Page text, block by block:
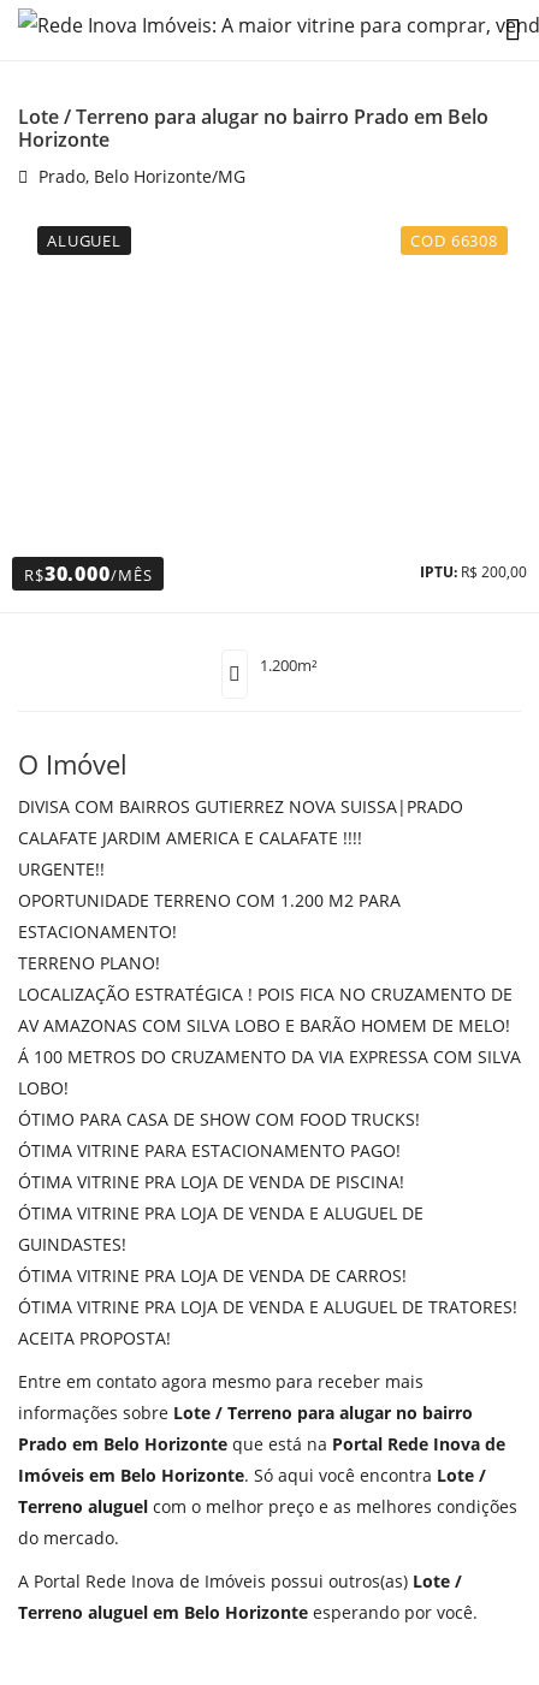
Lote / Terreno para alugar no bairro Prado em Belo
Horizonte
Prado, Belo Horizonte/MG
ALUGUEL COD 66308
R$30.000/MÊS IPTU: R$ 200,00
1.200m²
O Imóvel
DIVISA COM BAIRROS GUTIERREZ NOVA SUISSA|PRADO
CALAFATE JARDIM AMERICA E CALAFATE !!!!
URGENTE!!
OPORTUNIDADE TERRENO COM 1.200 M2 PARA
ESTACIONAMENTO!
TERRENO PLANO!
LOCALIZAÇÃO ESTRATÉGICA ! POIS FICA NO CRUZAMENTO DE
AV AMAZONAS COM SILVA LOBO E BARÃO HOMEM DE MELO!
Á 100 METROS DO CRUZAMENTO DA VIA EXPRESSA COM SILVA
LOBO!
ÓTIMO PARA CASA DE SHOW COM FOOD TRUCKS!
ÓTIMA VITRINE PARA ESTACIONAMENTO PAGO!
ÓTIMA VITRINE PRA LOJA DE VENDA DE PISCINA!
ÓTIMA VITRINE PRA LOJA DE VENDA E ALUGUEL DE
GUINDASTES!
ÓTIMA VITRINE PRA LOJA DE VENDA DE CARROS!
ÓTIMA VITRINE PRA LOJA DE VENDA E ALUGUEL DE TRATORES!
ACEITA PROPOSTA!
Entre em contato agora mesmo para receber mais
informações sobre Lote / Terreno para alugar no bairro
Prado em Belo Horizonte que está na Portal Rede Inova de
Imóveis em Belo Horizonte. Só aqui você encontra Lote /
Terreno aluguel com o melhor preço e as melhores condições
do mercado.
A Portal Rede Inova de Imóveis possui outros(as) Lote /
Terreno aluguel em Belo Horizonte esperando por você.